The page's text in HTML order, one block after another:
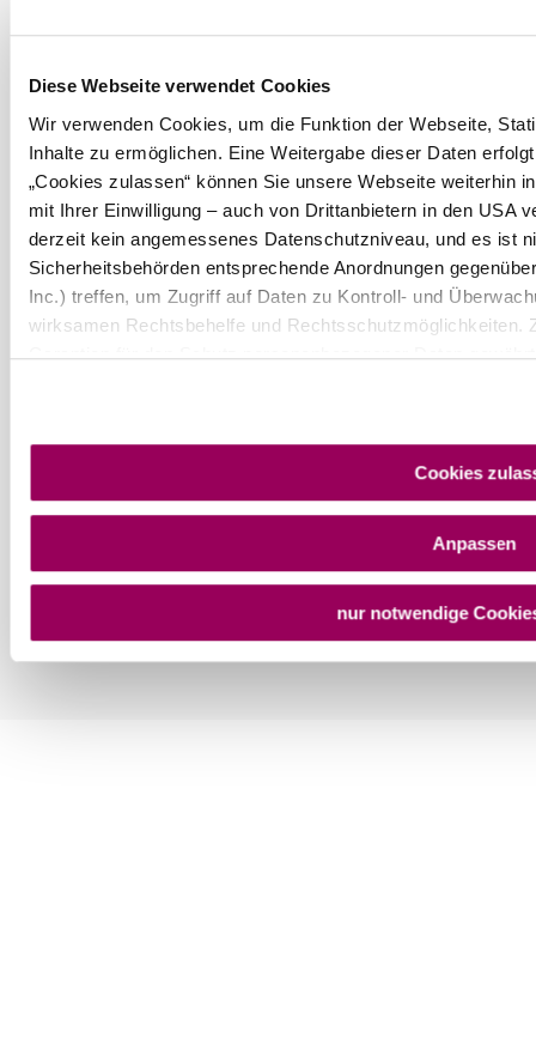
Diese Webseite verwendet Cookies
Wir verwenden Cookies, um die Funktion der Webseite,
Inhalte zu ermöglichen. Eine Weitergabe dieser Daten
„Cookies zulassen“ können Sie unsere Webseite weiterhin
mit Ihrer Einwilligung – auch von Drittanbietern in den USA
derzeit kein angemessenes Datenschutzniveau, und es ist
Sicherheitsbehörden entsprechende Anordnungen
Inc.) treffen, um Zugriff auf Daten zu Kontroll- und
wirksamen Rechtsbehelfe und Rechtsschutzmöglichkeiten.
Garantien für den Schutz personenbezogener Daten
Cookies und einer möglichen späteren Deaktivierung
Cookies
Anpassen
nur notwendige
office@wienerwald.info
Order brochures Newsletter abonnieren
Legal noticeData protection
Copyright © Wienerwald Tourismus GmbH